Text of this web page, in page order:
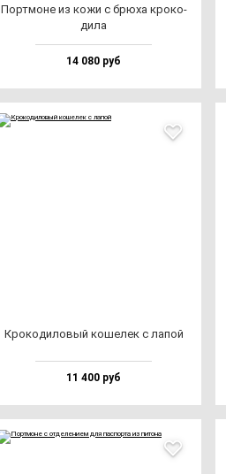
Пор­тмо­не из ко­жи с брю­ха кро­ко­
ди­ла
14 080 руб
Кро­ко­ди­ло­вый ко­ше­лек с ла­пой
11 400 руб